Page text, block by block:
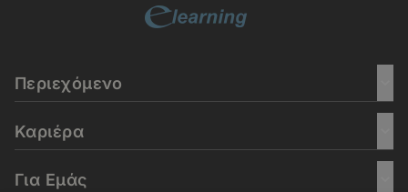
Περιεχόμενο
Καριέρα
Για Εμάς